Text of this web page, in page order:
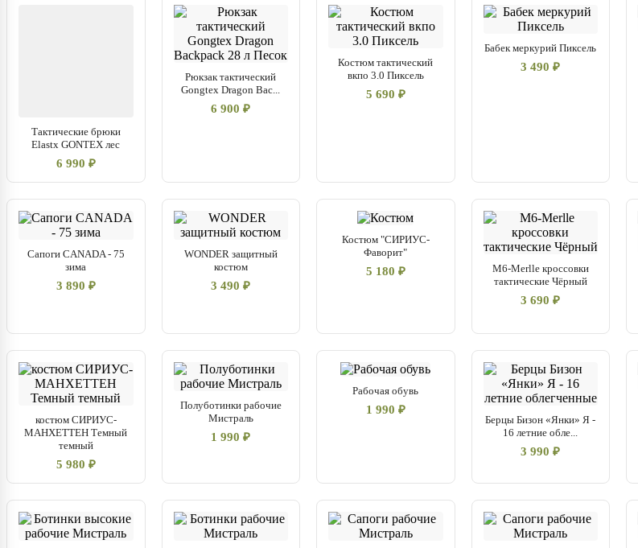
Тактические брюки
Elastx GONTEX лес
6 990 ₽
Рюкзак тактический
Gongtex Dragon Bac...
6 900 ₽
Костюм тактический
вкпо 3.0 Пиксель
5 690 ₽
Бабек меркурий Пиксель
3 490 ₽
Сапоги CANADA - 75
зима
3 890 ₽
WONDER защитный
костюм
3 490 ₽
Костюм "СИРИУС-
Фаворит"
5 180 ₽
M6-Merlle кроссовки
тактические Чёрный
3 690 ₽
костюм СИРИУС-
МАНХЕТТЕН Темный
темный
5 980 ₽
Полуботинки рабочие
Мистраль
1 990 ₽
Рабочая обувь
1 990 ₽
Берцы Бизон «Янки» Я -
16 летние обле...
3 990 ₽